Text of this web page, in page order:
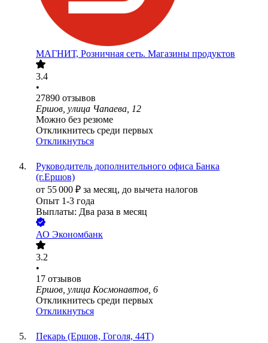
МАГНИТ, Розничная сеть. Магазины продуктов
3.4
•
27890 отзывов
Ершов, улица Чапаева, 12
Можно без резюме
Откликнитесь среди первых
Откликнуться
Руководитель дополнительного офиса Банка
(г.Ершов)
от 55 000 ₽ за месяц, до вычета налогов
Опыт 1-3 года
Выплаты: Два раза в месяц
АО Экономбанк
3.2
•
17 отзывов
Ершов, улица Космонавтов, 6
Откликнитесь среди первых
Откликнуться
Пекарь (Ершов, Гоголя, 44Т)